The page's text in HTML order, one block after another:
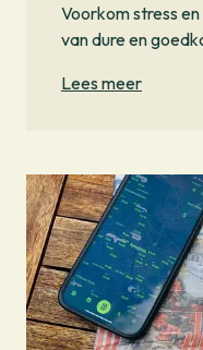
Voorkom stress
van dure en
parkeerzones in
Lees meer